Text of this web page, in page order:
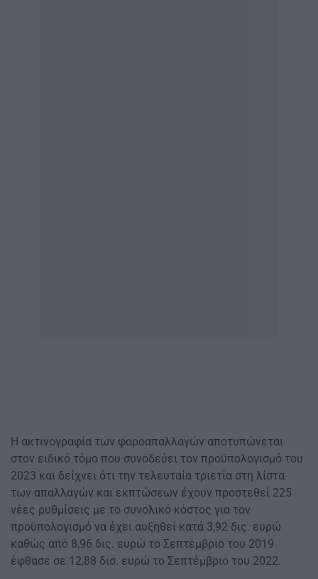
Η ακτινογραφία των φοροαπαλλαγών αποτυπώνεται
στον ειδικό τόμο που συνοδεύει τον προϋπολογισμό του
2023 και δείχνει ότι την τελευταία τριετία στη λίστα
των απαλλαγών και εκπτώσεων έχουν προστεθεί 225
νέες ρυθμίσεις με το συνολικό κόστος για τον
προϋπολογισμό να έχει αυξηθεί κατά 3,92 δις. ευρώ
καθώς από 8,96 δις. ευρώ το Σεπτέμβριο του 2019
έφθασε σε 12,88 δισ. ευρώ το Σεπτέμβριο του 2022.